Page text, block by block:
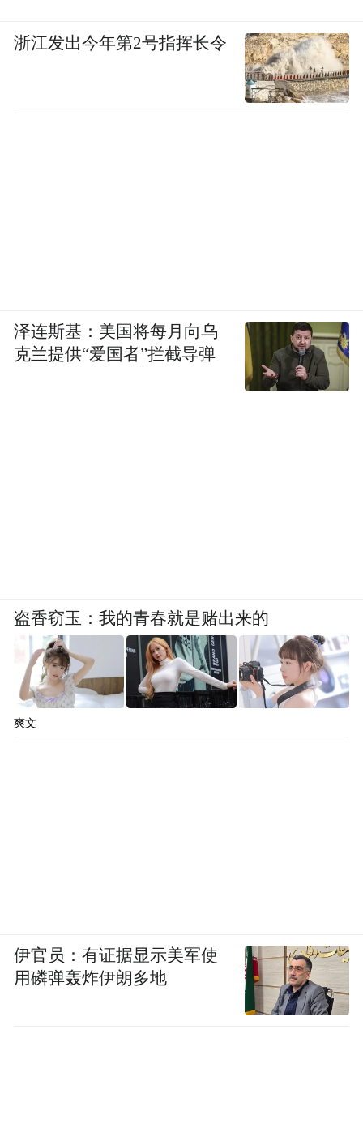
浙江发出今年第2号指挥长令
泽连斯基：美国将每月向乌
克兰提供“爱国者”拦截导弹
盗香窃玉：我的青春就是赌出来的
爽文
伊官员：有证据显示美军使
用磷弹轰炸伊朗多地